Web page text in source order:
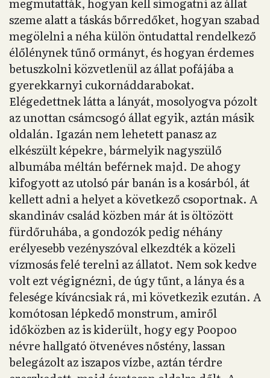
szeme alatt a táskás bőrredőket, hogyan szabad
megölelni a néha külön öntudattal rendelkező
élőlénynek tűnő ormányt, és hogyan érdemes
betuszkolni közvetlenül az állat pofájába a
gyerekkarnyi cukornáddarabokat.
Elégedettnek látta a lányát, mosolyogva pózolt
az unottan csámcsogó állat egyik, aztán másik
oldalán. Igazán nem lehetett panasz az
elkészült képekre, bármelyik nagyszülő
albumába méltán beférnek majd. De ahogy
kifogyott az utolsó pár banán is a kosárból, át
kellett adni a helyet a következő csoportnak. A
skandináv család közben már át is öltözött
fürdőruhába, a gondozók pedig néhány
erélyesebb vezényszóval elkezdték a közeli
vízmosás felé terelni az állatot. Nem sok kedve
volt ezt végignézni, de úgy tűnt, a lánya és a
felesége kíváncsiak rá, mi következik ezután. A
komótosan lépkedő monstrum, amiről
időközben az is kiderült, hogy egy Poopoo
névre hallgató ötvenéves nőstény, lassan
belegázolt az iszapos vízbe, aztán térdre